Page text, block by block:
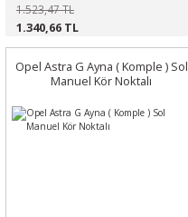
1.340,66 TL
1.523,47 TL
Opel Astra G Ayna ( Komple ) Sol
Manuel Kör Noktalı